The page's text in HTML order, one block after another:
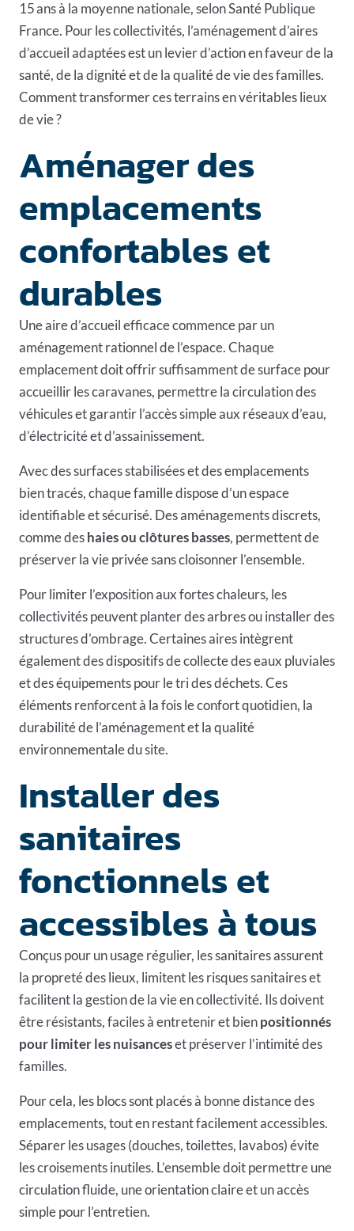
15 ans à la moyenne nationale, selon Santé Publique
France. Pour les collectivités, l’aménagement d’aires
d’accueil adaptées est un levier d’action en faveur de la
santé, de la dignité et de la qualité de vie des familles.
Comment transformer ces terrains en véritables lieux
de vie ?
Aménager des
emplacements
confortables et
durables
Une aire d’accueil efficace commence par un
aménagement rationnel de l’espace. Chaque
emplacement doit offrir suffisamment de surface pour
accueillir les caravanes, permettre la circulation des
véhicules et garantir l’accès simple aux réseaux d’eau,
d’électricité et d’assainissement.
Avec des surfaces stabilisées et des emplacements
bien tracés, chaque famille dispose d’un espace
identifiable et sécurisé. Des aménagements discrets,
comme deshaies ou clôtures basses, permettent de
préserver la vie privée sans cloisonner l’ensemble.
Pour limiter l’exposition aux fortes chaleurs, les
collectivités peuvent planter des arbres ou installer des
structures d’ombrage. Certaines aires intègrent
également des dispositifs de collecte des eaux pluviales
et des équipements pour le tri des déchets. Ces
éléments renforcent à la fois le confort quotidien, la
durabilité de l’aménagement et la qualité
environnementale du site.
Installer des
sanitaires
fonctionnels et
accessibles à tous
Conçus pour un usage régulier, les sanitaires assurent
la propreté des lieux, limitent les risques sanitaires et
facilitent la gestion de la vie en collectivité. Ils doivent
être résistants, faciles à entretenir et bienpositionnés
pour limiter les nuisanceset préserver l’intimité des
familles.
Pour cela, les blocs sont placés à bonne distance des
emplacements, tout en restant facilement accessibles.
Séparer les usages (douches, toilettes, lavabos) évite
les croisements inutiles. L’ensemble doit permettre une
circulation fluide, une orientation claire et un accès
simple pour l’entretien.